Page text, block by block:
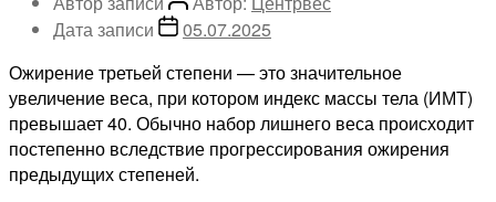
Дата записи
05.07.2025
Ожирение третьей степени — это значительное
увеличение веса, при котором индекс массы тела (ИМТ)
превышает 40. Обычно набор лишнего веса происходит
постепенно вследствие прогрессирования ожирения
предыдущих степеней.